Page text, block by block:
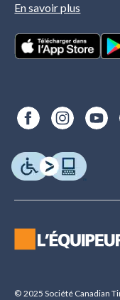
En savoir plus
© 2025 Société Canadian